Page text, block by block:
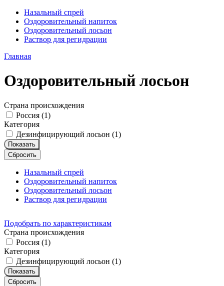
Назальный спрей
Оздоровительный напиток
Оздоровительный лосьон
Раствор для регидрации
Главная
Оздоровительный лосьон
Страна происхождения
Россия (1)
Категория
Дезинфицирующий лосьон (1)
Показать
Сбросить
Назальный спрей
Оздоровительный напиток
Оздоровительный лосьон
Раствор для регидрации
Подобрать по характеристикам
Страна происхождения
Россия (1)
Категория
Дезинфицирующий лосьон (1)
Показать
Сбросить